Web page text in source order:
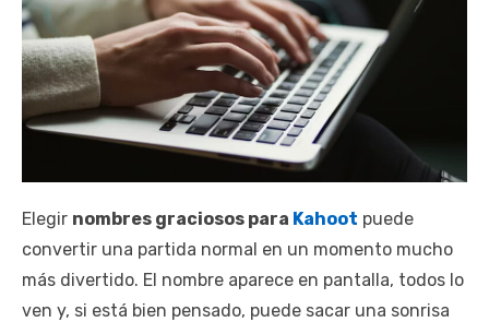
Elegir nombres graciosos para Kahoot puede
convertir una partida normal en un momento mucho
más divertido. El nombre aparece en pantalla, todos lo
ven y, si está bien pensado, puede sacar una sonrisa